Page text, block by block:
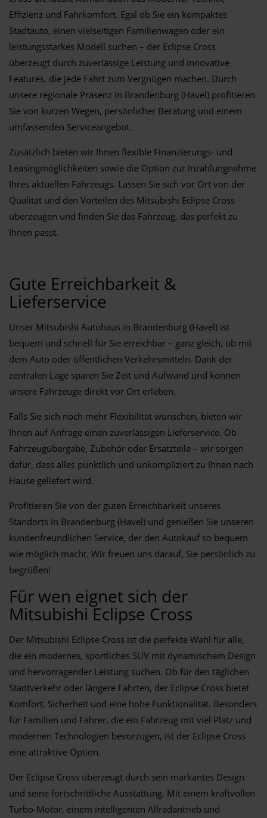
Effizienz und Fahrkomfort. Egal ob Sie ein kompaktes
Stadtauto, einen vielseitigen Familienwagen oder ein
leistungsstarkes Modell suchen – der Eclipse Cross
überzeugt durch zuverlässige Leistung und innovative
Features, die jede Fahrt zum Vergnügen machen. Durch
unsere regionale Präsenz in Brandenburg (Havel) profitieren
Sie von kurzen Wegen, persönlicher Beratung und einem
umfassenden Serviceangebot.
Zusätzlich bieten wir Ihnen flexible Finanzierungs- und
Leasingmöglichkeiten sowie die Option zur Inzahlungnahme
Ihres aktuellen Fahrzeugs. Lassen Sie sich vor Ort von der
Qualität und den Vorteilen des Mitsubishi Eclipse Cross
überzeugen und finden Sie das Fahrzeug, das perfekt zu
Ihnen passt.
Gute Erreichbarkeit &
Lieferservice
Unser Mitsubishi Autohaus in Brandenburg (Havel) ist
bequem und schnell für Sie erreichbar – ganz gleich, ob mit
dem Auto oder öffentlichen Verkehrsmitteln. Dank der
zentralen Lage sparen Sie Zeit und Aufwand und können
unsere Fahrzeuge direkt vor Ort erleben.
Falls Sie sich noch mehr Flexibilität wünschen, bieten wir
Ihnen auf Anfrage einen zuverlässigen Lieferservice. Ob
Fahrzeugübergabe, Zubehör oder Ersatzteile – wir sorgen
dafür, dass alles pünktlich und unkompliziert zu Ihnen nach
Hause geliefert wird.
Profitieren Sie von der guten Erreichbarkeit unseres
Standorts in Brandenburg (Havel) und genießen Sie unseren
kundenfreundlichen Service, der den Autokauf so bequem
wie möglich macht. Wir freuen uns darauf, Sie persönlich zu
begrüßen!
Für wen eignet sich der
Mitsubishi Eclipse Cross
Der Mitsubishi Eclipse Cross ist die perfekte Wahl für alle,
die ein modernes, sportliches SUV mit dynamischem Design
und hervorragender Leistung suchen. Ob für den täglichen
Stadtverkehr oder längere Fahrten, der Eclipse Cross bietet
Komfort, Sicherheit und eine hohe Funktionalität. Besonders
für Familien und Fahrer, die ein Fahrzeug mit viel Platz und
modernen Technologien bevorzugen, ist der Eclipse Cross
eine attraktive Option.
Der Eclipse Cross überzeugt durch sein markantes Design
und seine fortschrittliche Ausstattung. Mit einem kraftvollen
Turbo-Motor, einem intelligenten Allradantrieb und